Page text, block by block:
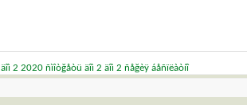
äîì 2 2020 ñìîòğåòü äîì 2 äîì 2 ñåğèÿ áåñïëàòíî